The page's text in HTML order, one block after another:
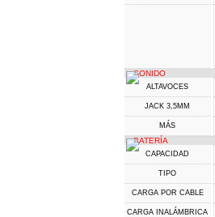
SONIDO
ALTAVOCES
JACK 3,5MM
MÁS
BATERÍA
CAPACIDAD
TIPO
CARGA POR CABLE
CARGA INALÁMBRICA